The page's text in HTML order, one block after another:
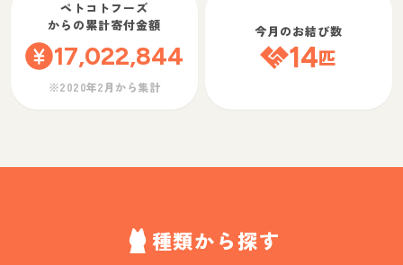
ペトコトフーズ
からの累計寄付金額
17,022,844
※2020年2月から集計
今月のお結び数
14匹
種類から探す